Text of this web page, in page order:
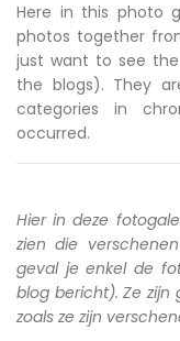
Here in this photo
photos together
just want to see
the blogs). They
categories in
occurred.
Hier in deze
zien die
geval je enkel de
blog bericht). Ze
zoals ze zijn